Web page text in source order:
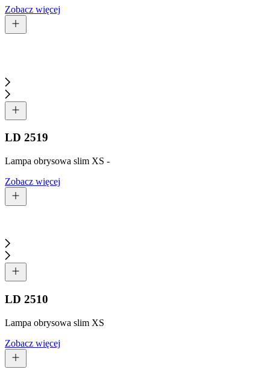
Zobacz więcej
LD 2519
Lampa obrysowa slim XS -
Zobacz więcej
LD 2510
Lampa obrysowa slim XS
Zobacz więcej